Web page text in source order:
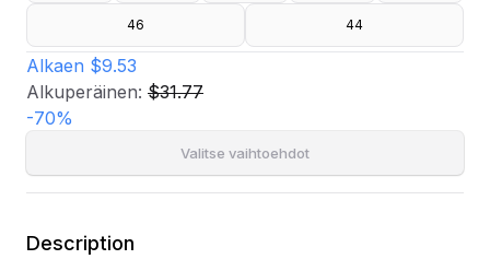
46 44
Alkaen $9.53
Alkuperäinen: $31.77
-70%
Valitse vaihtoehdot
Description